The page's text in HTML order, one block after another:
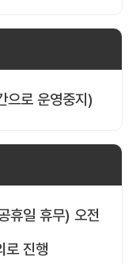
로 운영중지)
휴일 휴무) 오전
로 진행